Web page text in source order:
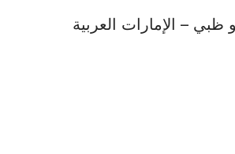
ظبي – الإمارات العربية